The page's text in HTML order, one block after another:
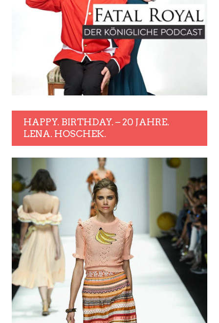
HAPPY. BIRTHDAY. – 20 JAHRE.
LENA. HOSCHEK.